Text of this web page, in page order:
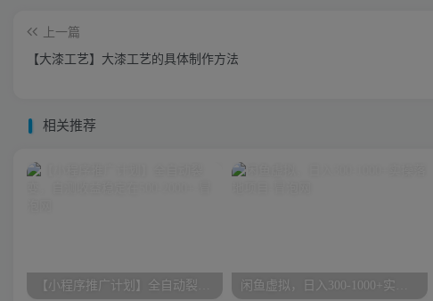
上一篇
【大漆工艺】大漆工艺的具体制作方法
相关推荐